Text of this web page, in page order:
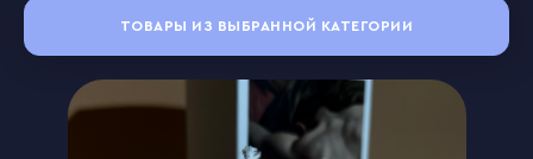
ТОВАРЫ ИЗ ВЫБРАННОЙ КАТЕГОРИИ